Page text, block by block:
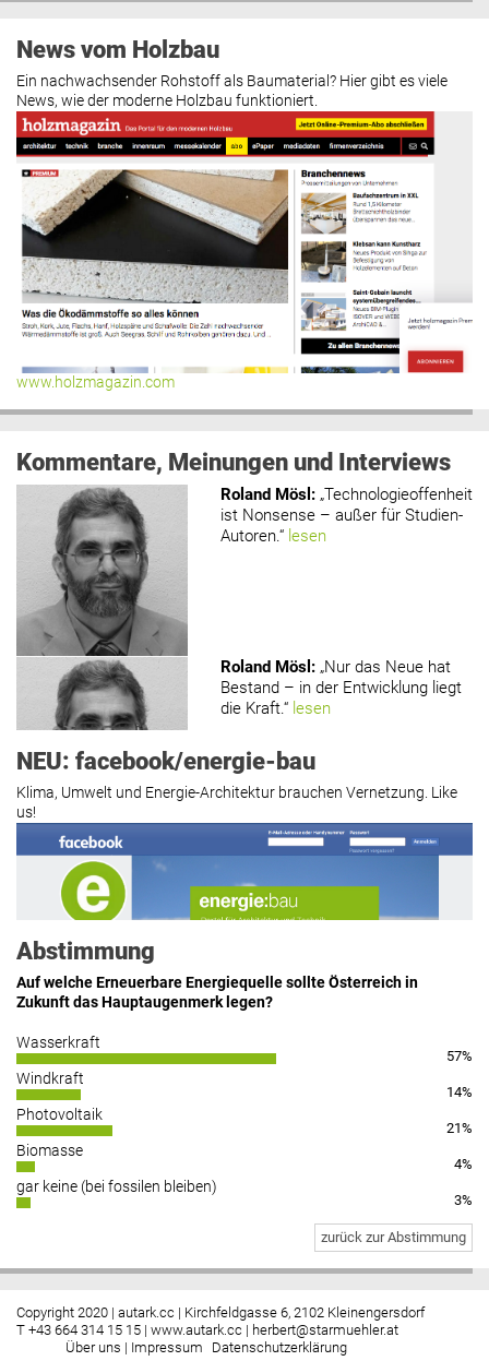
News vom Holzbau
Ein nachwachsender Rohstoff als Baumaterial? Hier gibt es viele
News, wie der moderne Holzbau funktioniert.
www.holzmagazin.com
Kommentare, Meinungen und Interviews
Roland Mösl : „Technologieoffenheit
ist Nonsense – außer für Studien-
Autoren.“ lesen
Roland Mösl : „Nur das Neue hat
Bestand – in der Entwicklung liegt
die Kraft.“ lesen
Roland Mösl: „Man wollte wohl
Kasse machen statt neue Produkte
erfinden.“ lesen
Hier geht’s zu allen Kommentaren
NEU: facebook/energie-bau
Klima, Umwelt und Energie-Architektur brauchen Vernetzung. Like
us!
https://www.facebook.com/energiebau/
Abstimmung
Auf welche Erneuerbare Energiequelle sollte Österreich in
Zukunft das Hauptaugenmerk legen?
Wasserkraft
57%
Windkraft
14%
Photovoltaik
21%
Biomasse
4%
gar keine (bei fossilen bleiben)
3%
zurück zur Abstimmung
Copyright 2020 | autark.cc | Kirchfeldgasse 6, 2102 Kleinengersdorf
T +43 664 314 15 15 | www.autark.cc | herbert@starmuehler.at
Über uns | Impressum Datenschutzerklärung